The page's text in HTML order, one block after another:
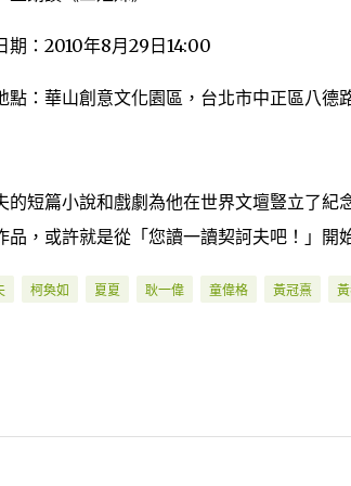
期：2010年8月29日14:00
點：華山創意文化園區，台北市中正區八德
的短篇小說和戲劇為他在世界文壇豎立了
品，或許就是從「您讀一讀契訶夫吧！」開
柯奐如 夏夏 耿一偉 童偉格 黃冠熹